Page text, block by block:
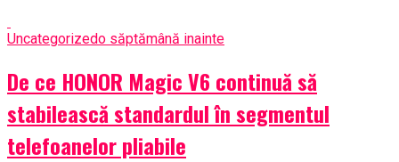
Uncategorizedo săptămână inainte
De ce HONOR Magic V6 continuă să
stabilească standardul în segmentul
telefoanelor pliabile